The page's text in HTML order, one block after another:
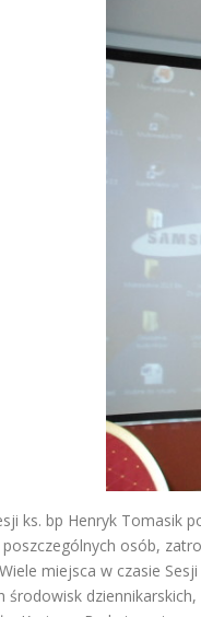
ks. bp Henryk Tomasik
osób,
miejsca w czasie